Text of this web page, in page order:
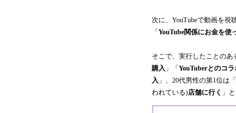
次に、YouTubeで動画を視
「 YouTube関係にお金を使
そこで、実行したことのあ
購入 」「 YouTuberとのコ
入 」、20代男性の第1位は「
われている)店舗に行く 」